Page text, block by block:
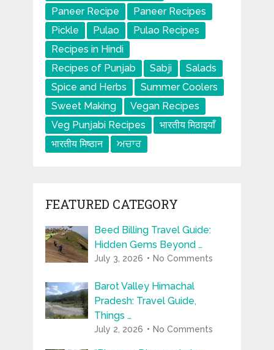
Paneer Recipe
Paneer Recipes
Pickle
Pulao
Pulao Recipes
Recipes in Hindi
Recipes of Punjab
Sabji
Salads
Spice and Herbs
Summer Coolers
Sweet Making
Vegan Recipes
Veg Punjabi Recipes
भारतीय मिठाइयाँ
भारतीय मिष्ठान
ਅਚਾਰ
FEATURED CATEGORY
Beed Billing Travel Guide:
Hidden Gems Beyond …
July 3, 2026 No Comments
Barot Valley Himachal
Pradesh: Travel Guide,
Things …
July 2, 2026 No Comments